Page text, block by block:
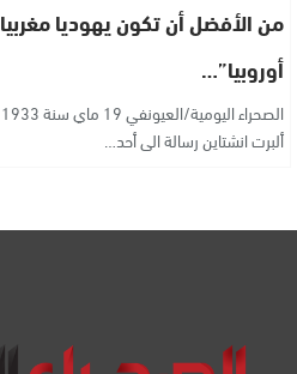
من الأفضل أن تكون يهوديا
أوروبيا”…
ألبرت انشتاين رسالة الى أحد…